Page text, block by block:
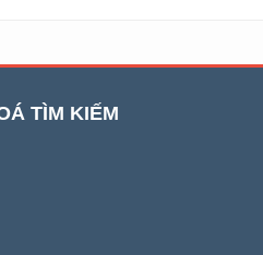
TÌM KIẾM